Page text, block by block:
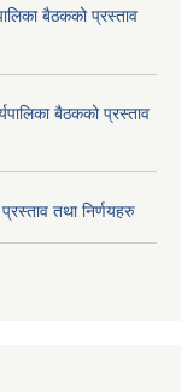
बैठकको प्रस्ताव
बैठकको प्रस्ताव
तथा निर्णयहरु